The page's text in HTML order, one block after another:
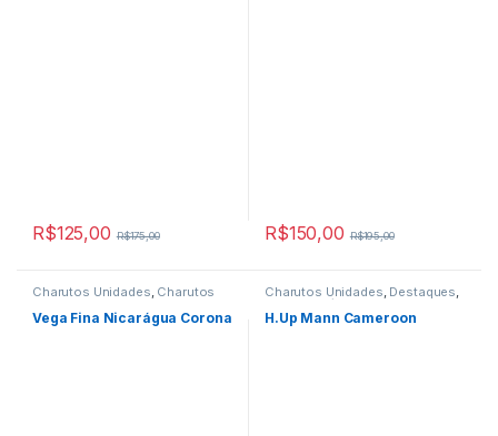
R$125,00 R$175,00 R$150,00 R$195,00
Charutos Unidades Charutos
Destaques
Página
Vega Fina Nicarágua Corona
Charutos Unidades Destaques
Primeira Página
H.Up Mann Cameroon